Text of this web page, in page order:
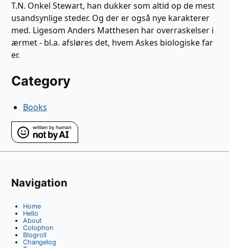
T.N. Onkel Stewart, han dukker som altid op de mest
usandsynlige steder. Og der er også nye karakterer
med. Ligesom Anders Matthesen har overraskelser i
ærmet - bl.a. afsløres det, hvem Askes biologiske far
er.
Category
Books
Navigation
Home
Hello
About
Colophon
Blogroll
Changelog